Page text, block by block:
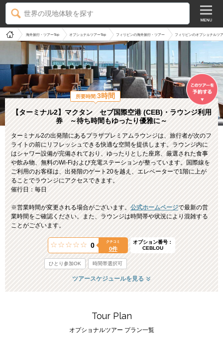
世界の現地体験を探す
海外旅行・ツアーTop オプショナルツアーTop フィリピンの海外旅行・ツアー フィリピンのオプショナルツ
【ターミナル2】マクタン セブ国際空港 (CEB)・ラウンジ利用
券 ～待ち時間もゆったり優雅に～
ターミナル2の出発階にあるプラザプレミアムラウンジは、旅行者が次のフ
ライトの前にリフレッシュできる快適な空間を提供します。ラウンジ内に
はシャワー設備が完備されており、ゆったりとした座席、厳選された食事
や飲み物、無料のWi-Fiおよび充電ステーションが整っています。国際線を
ご利用のお客様は、出発階のゲート20を越え、エレベーターで1階に上が
ることでラウンジにアクセスできます。
催行日：毎日
※営業時間が変更される場合がございます。 公式ホームページで最新の営
業時間をご確認ください。また、ラウンジは時間帯や状況により混雑する
ことがございます。
0 クチコミ
0件
オプション番号：
CEBLOU
ひとり参加OK 時間帯選択可
所要時間:3時間
ツアースケジュールを見る
Tour Plan
オプショナルツアー プラン一覧